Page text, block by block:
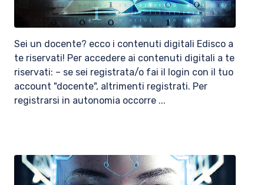
Sei un docente? ecco i contenuti digitali Edisco a
te riservati! Per accedere ai contenuti digitali a te
riservati: – se sei registrata/o fai il login con il tuo
account "docente", altrimenti registrati. Per
registrarsi in autonomia occorre ...